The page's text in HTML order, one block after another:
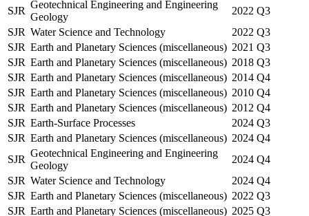
SJR
Geotechnical Engineering and Engineering
Geology
2022 Q3
SJR Water Science and Technology 2022 Q3
SJR Earth and Planetary Sciences (miscellaneous) 2021 Q3
SJR Earth and Planetary Sciences (miscellaneous) 2018 Q3
SJR Earth and Planetary Sciences (miscellaneous) 2014 Q4
SJR Earth and Planetary Sciences (miscellaneous) 2010 Q4
SJR Earth and Planetary Sciences (miscellaneous) 2012 Q4
SJR Earth-Surface Processes 2024 Q3
SJR Earth and Planetary Sciences (miscellaneous) 2024 Q4
SJR
Geotechnical Engineering and Engineering
Geology
2024 Q4
SJR Water Science and Technology 2024 Q4
SJR Earth and Planetary Sciences (miscellaneous) 2022 Q3
SJR Earth and Planetary Sciences (miscellaneous) 2025 Q3